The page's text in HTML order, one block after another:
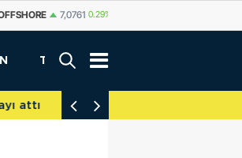
YUAN 7,0755 0.27%
TEKNOLOJİ